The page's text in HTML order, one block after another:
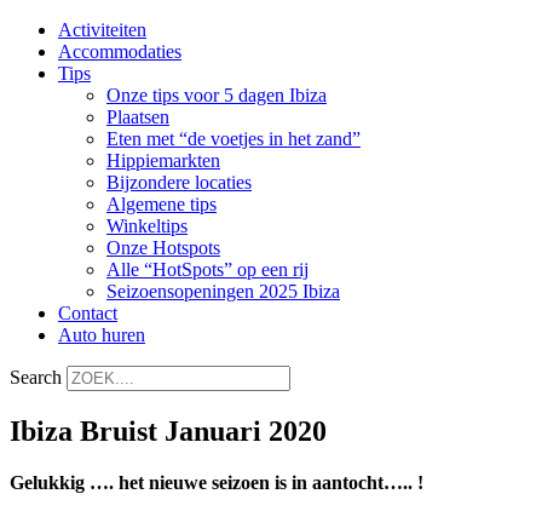
Activiteiten
Accommodaties
Tips
Onze tips voor 5 dagen Ibiza
Plaatsen
Eten met “de voetjes in het zand”
Hippiemarkten
Bijzondere locaties
Algemene tips
Winkeltips
Onze Hotspots
Alle “HotSpots” op een rij
Seizoensopeningen 2025 Ibiza
Contact
Auto huren
Search
Ibiza Bruist Januari 2020
Gelukkig …. het nieuwe seizoen is in aantocht….. !